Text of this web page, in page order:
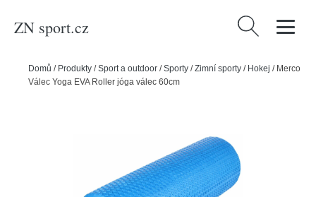
ZN sport.cz Vyhledávání
Domů / Produkty /Sport a outdoor /Sporty /Zimní sporty / Hokej / Merco
Válec Yoga EVA Roller jóga válec 60cm